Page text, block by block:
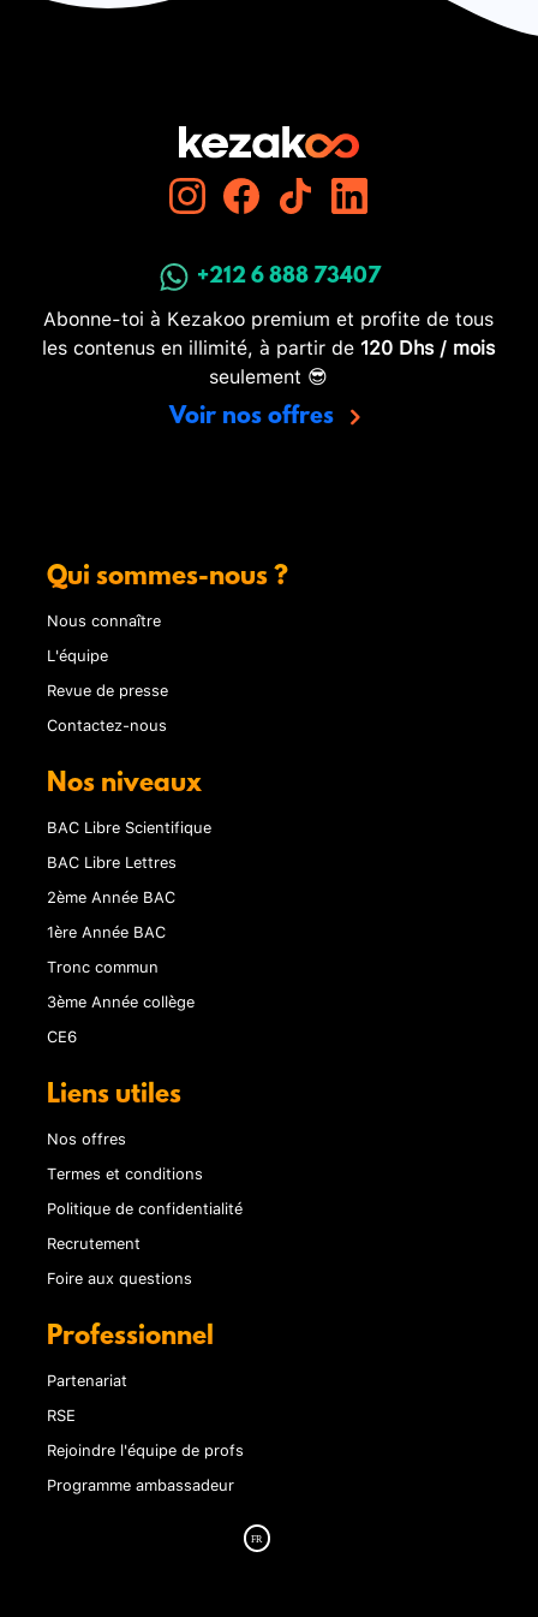
+212 6 888 73407
Abonne-toi à Kezakoo premium et profite de tous
les contenus en illimité, à partir de 120 Dhs / mois
seulement 😎
Voir nos offres
Qui sommes-nous ?
Nous connaître
L'équipe
Revue de presse
Contactez-nous
Nos niveaux
BAC Libre Scientifique
BAC Libre Lettres
2ème Année BAC
1ère Année BAC
Tronc commun
3ème Année collège
CE6
Liens utiles
Nos offres
Termes et conditions
Politique de confidentialité
Recrutement
Foire aux questions
Professionnel
Partenariat
RSE
Rejoindre l'équipe de profs
Programme ambassadeur